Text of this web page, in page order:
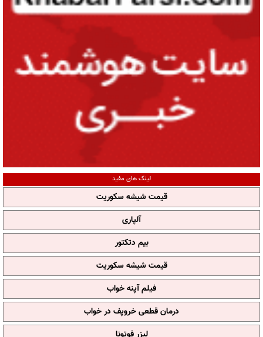
لینک های مفید
قیمت شیشه سکوریت
آلپاری
بیم دتکتور
قیمت شیشه سکوریت
فیلم آپنه خواب
درمان قطعی خروپف در خواب